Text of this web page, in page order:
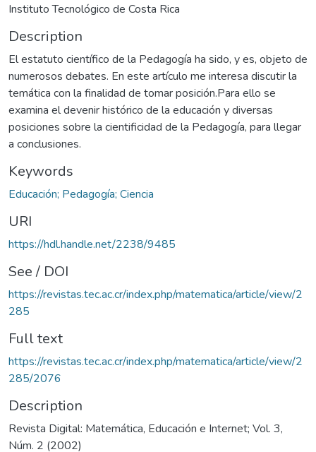
Instituto Tecnológico de Costa Rica
Description
El estatuto científico de la Pedagogía ha sido, y es, objeto de
numerosos debates. En este artículo me interesa discutir la
temática con la finalidad de tomar posición.Para ello se
examina el devenir histórico de la educación y diversas
posiciones sobre la cientificidad de la Pedagogía, para llegar
a conclusiones.
Keywords
Educación; Pedagogía; Ciencia
URI
https://hdl.handle.net/2238/9485
See / DOI
https://revistas.tec.ac.cr/index.php/matematica/article/view/2
285
Full text
https://revistas.tec.ac.cr/index.php/matematica/article/view/2
285/2076
Description
Revista Digital: Matemática, Educación e Internet; Vol. 3,
Núm. 2 (2002)